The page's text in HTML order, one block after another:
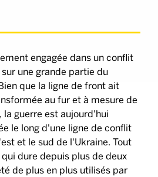
engagée dans un conflit
une grande partie du
que la ligne de front ait
au fur et à mesure de
guerre est aujourd'hui
le long d'une ligne de conflit
et le sud de l'Ukraine. Tout
dure depuis plus de deux
de plus en plus utilisés par